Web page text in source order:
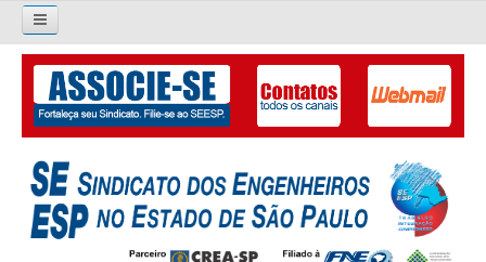
Pesquisar...
O SINDICATO
APRESENTAÇÃO
PALAVRA DO PRESIDENTE